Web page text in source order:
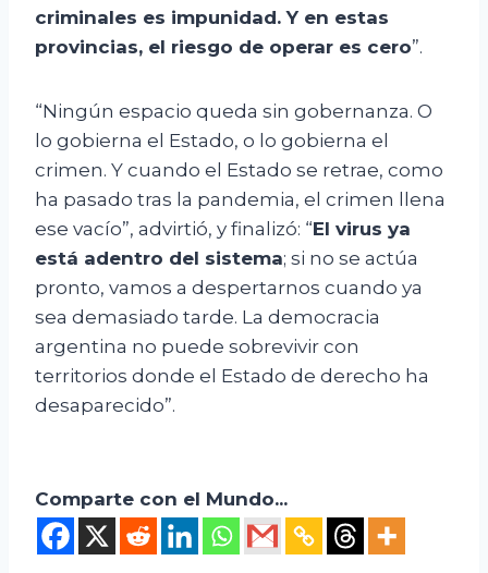
criminales es impunidad. Y en estas
provincias, el riesgo de operar es cero”.
“Ningún espacio queda sin gobernanza. O
lo gobierna el Estado, o lo gobierna el
crimen. Y cuando el Estado se retrae, como
ha pasado tras la pandemia, el crimen llena
ese vacío”, advirtió, y finalizó: “El virus ya
está adentro del sistema; si no se actúa
pronto, vamos a despertarnos cuando ya
sea demasiado tarde. La democracia
argentina no puede sobrevivir con
territorios donde el Estado de derecho ha
desaparecido”.
Comparte con el Mundo...